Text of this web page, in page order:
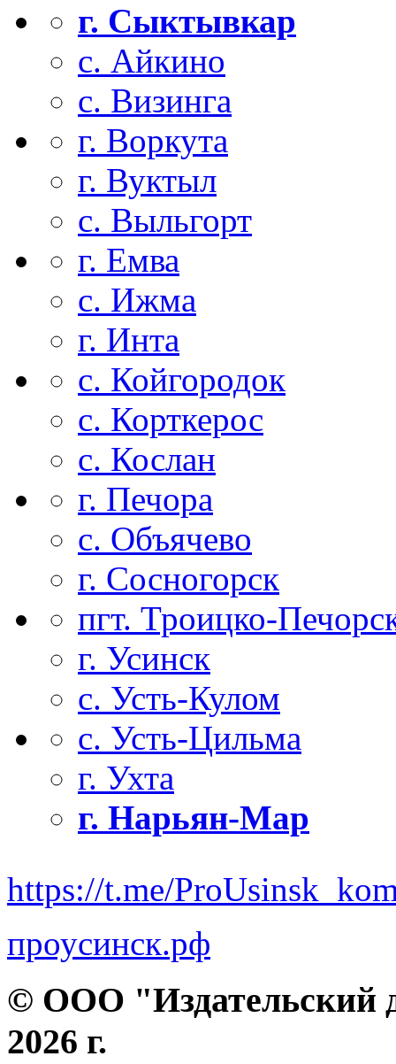
г. Сыктывкар
с. Айкино
с. Визинга
г. Воркута
г. Вуктыл
с. Выльгорт
г. Емва
с. Ижма
г. Инта
с. Койгородок
с. Корткерос
с. Кослан
г. Печора
с. Объячево
г. Сосногорск
пгт. Троицко-
г. Усинск
с. Усть-Кулом
с. Усть-Цильма
г. Ухта
г. Нарьян-Мар
https://t.me/
проусинск.рф
© ООО "Издательский
2026 г.